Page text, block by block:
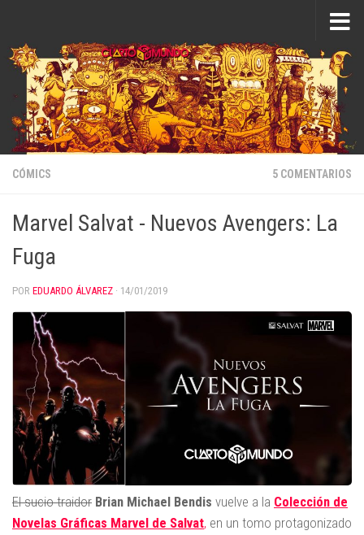
CÓMICS 5 COMENTARIOS
Marvel Salvat - Nuevos Avengers: La
Fuga
POR EDUARDO ÁLVAREZ · 14/01/2019
El sucio traidor Brian Michael Bendis vuelve a la Colección de
Novelas Gráficas Marvel de Salvat, en un tomo protagonizado